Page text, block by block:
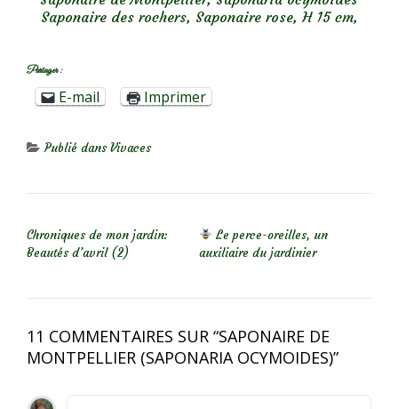
Saponaire des rochers, Saponaire rose, H 15 cm,
Partager :
E-mail Imprimer
Publié dansVivaces
Chroniques de mon jardin:
Beautés d’avril (2)
Le perce-oreilles, un
auxiliaire du jardinier
11 COMMENTAIRES SUR “SAPONAIRE DE
MONTPELLIER (SAPONARIA OCYMOIDES)”